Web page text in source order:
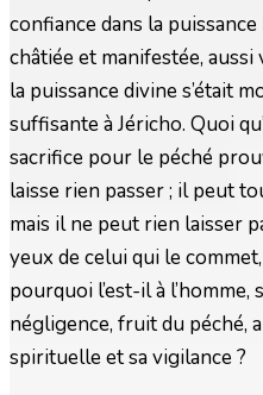
confiance dans la
châtiée et manifestée,
la puissance divine s’était
suffisante à Jéricho. Quoi
sacrifice pour le péché
laisse rien passer ; il peut
mais il ne peut rien laisser
yeux de celui qui le
pourquoi l’est-il à l’homme,
négligence, fruit du péché,
spirituelle et sa vigilance ?